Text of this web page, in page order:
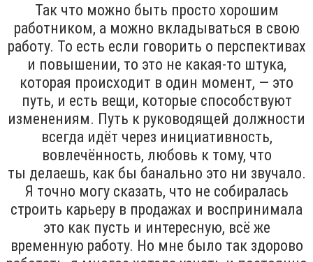
Так что можно быть просто хорошим
работником, а можно вкладываться в свою
работу. То есть если говорить о перспективах
и повышении, то это не какая-то штука,
которая происходит в один момент, — это
путь, и есть вещи, которые способствуют
изменениям. Путь к руководящей должности
всегда идёт через инициативность,
вовлечённость, любовь к тому, что
ты делаешь, как бы банально это ни звучало.
Я точно могу сказать, что не собиралась
строить карьеру в продажах и воспринимала
это как пусть и интересную, всё же
временную работу. Но мне было так здорово